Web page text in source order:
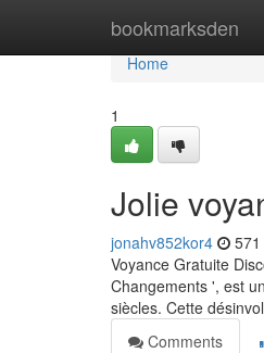
bookmarksden
Home
Home
1
Jolie
jonahv852kor4
Voyance Gratuite
Changements ', est
siècles. Cette
Comments